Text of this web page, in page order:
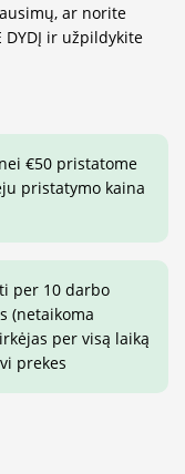
ar norite
DYDĮ ir užpildykite
€50 pristatome
pristatymo kaina
per 10 darbo
(netaikoma
per visą laiką
prekes